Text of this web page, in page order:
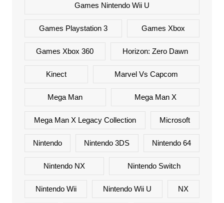
Games Nintendo Wii U
Games Playstation 3 Games Xbox
Games Xbox 360 Horizon: Zero Dawn
Kinect Marvel Vs Capcom
Mega Man Mega Man X
Mega Man X Legacy Collection Microsoft
Nintendo Nintendo 3DS Nintendo 64
Nintendo NX Nintendo Switch
Nintendo Wii Nintendo Wii U NX